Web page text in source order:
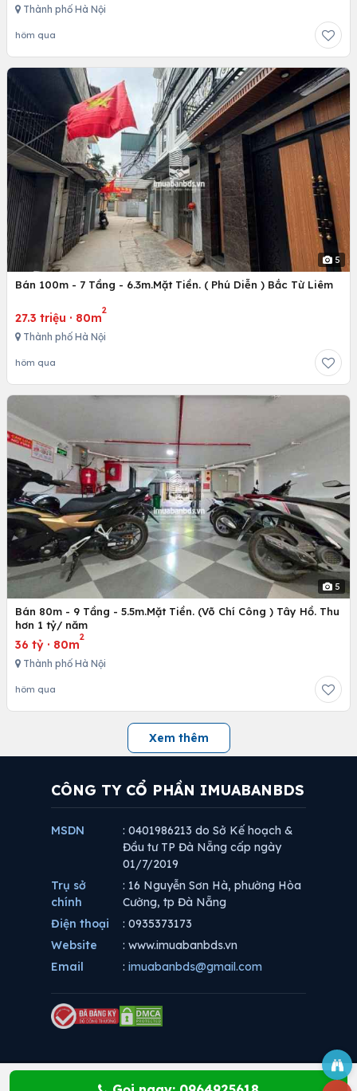
Thành phố Hà Nội
hôm qua
5
Bán 100m - 7 Tầng - 6.3m.Mặt Tiền. ( Phú Diễn ) Bắc Từ Liêm
27.3 triệu · 80m
2
Thành phố Hà Nội
hôm qua
5
Bán 80m - 9 Tầng - 5.5m.Mặt Tiền. (Võ Chí Công ) Tây Hồ. Thu
hơn 1 tỷ/ năm
36 tỷ · 80m
2
Thành phố Hà Nội
hôm qua
Xem thêm
CÔNG TY CỔ PHẦN IMUABANBDS
MSDN
: 0401986213 do Sở Kế hoạch &
Đầu tư TP Đà Nẵng cấp ngày
01/7/2019
Trụ sở
chính
: 16 Nguyễn Sơn Hà, phường Hòa
Cường, tp Đà Nẵng
Điện thoại
: 0935373173
Website
: www.imuabanbds.vn
Email
: imuabanbds@gmail.com